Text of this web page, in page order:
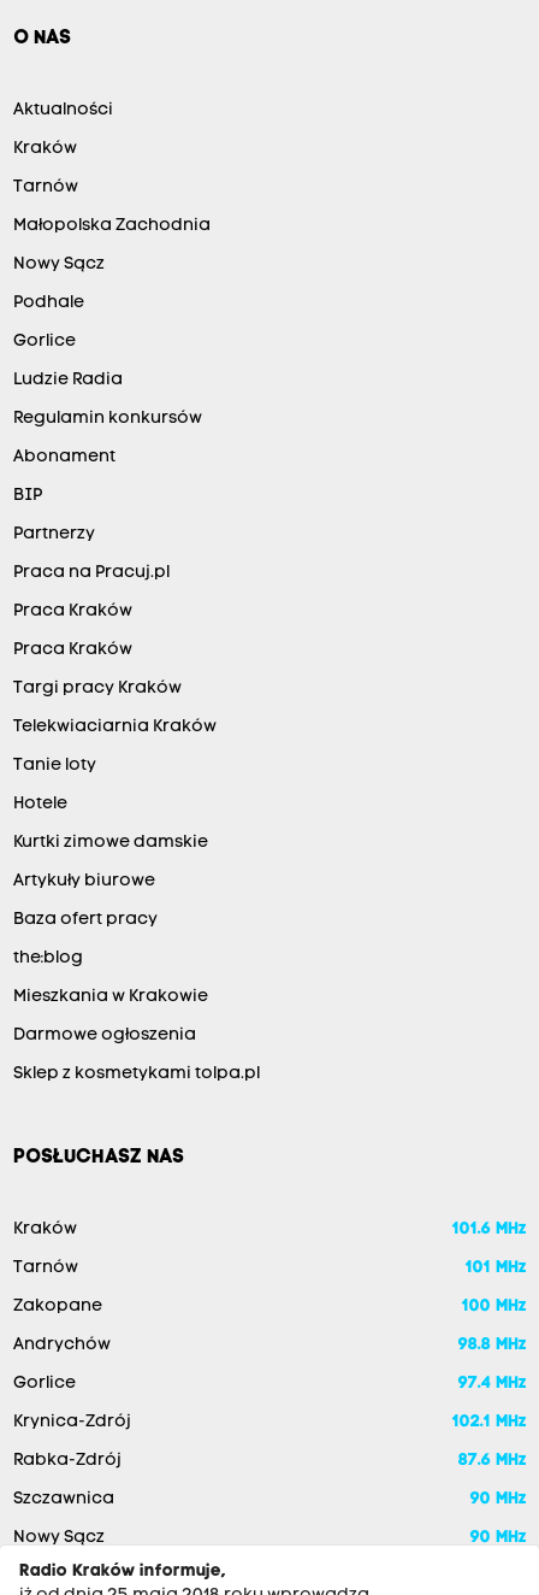
O NAS
Aktualności
Kraków
Tarnów
Małopolska Zachodnia
Nowy Sącz
Podhale
Gorlice
Ludzie Radia
Regulamin konkursów
Abonament
BIP
Partnerzy
Praca na Pracuj.pl
Praca Kraków
Praca Kraków
Targi pracy Kraków
Telekwiaciarnia Kraków
Tanie loty
Hotele
Kurtki zimowe damskie
Artykuły biurowe
Baza ofert pracy
the:blog
Mieszkania w Krakowie
Darmowe ogłoszenia
Sklep z kosmetykami tolpa.pl
POSŁUCHASZ NAS
Kraków 101.6 MHz
Tarnów 101 MHz
Zakopane 100 MHz
Andrychów 98.8 MHz
Gorlice 97.4 MHz
Krynica-Zdrój 102.1 MHz
Rabka-Zdrój 87.6 MHz
Szczawnica 90 MHz
Nowy Sącz
90 MHz
Radio Kraków informuje,